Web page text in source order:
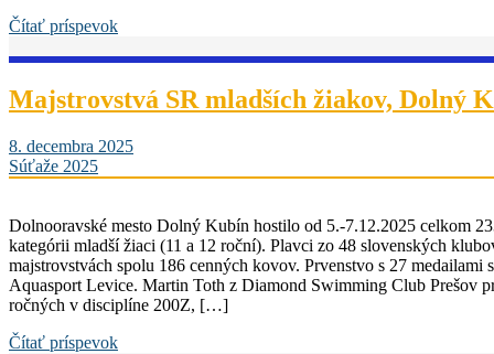
Čítať príspevok
Majstrovstvá SR mladších žiakov, Dolný
8. decembra 2025
Súťaže 2025
Dolnooravské mesto Dolný Kubín hostilo od 5.-7.12.2025 celkom
kategórii mladší žiaci (11 a 12 roční). Plavci zo 48 slovenských
majstrovstvách spolu 186 cenných kovov. Prvenstvo s 27
Aquasport Levice. Martin Toth z Diamond Swimming Club Prešov
ročných v disciplíne 200Z, […]
Čítať príspevok